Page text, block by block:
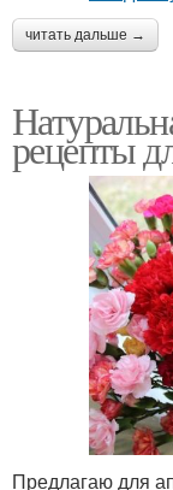
читать дальше →
рецепты
Предлагаю для